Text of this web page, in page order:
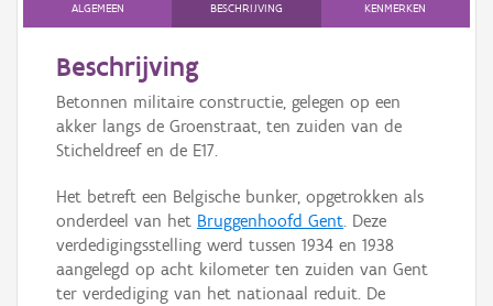
ALGEMEEN BESCHRIJVING KENMERKEN
Beschrijving
Betonnen militaire constructie, gelegen op een
akker langs de Groenstraat, ten zuiden van de
Sticheldreef en de E17.
Het betreft een Belgische bunker, opgetrokken als
onderdeel van het Bruggenhoofd Gent. Deze
verdedigingsstelling werd tussen 1934 en 1938
aangelegd op acht kilometer ten zuiden van Gent
ter verdediging van het nationaal reduit. De